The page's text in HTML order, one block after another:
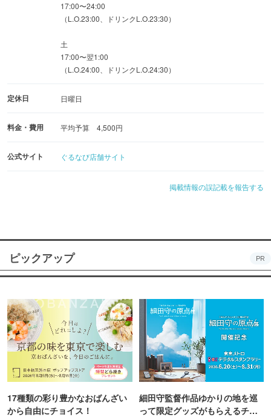
17:00〜24:00
（L.O.23:00、ドリンクL.O.23:30）
土
17:00〜翌1:00
（L.O.24:00、ドリンクL.O.24:30）
定休日 日曜日
料金・費用 平均予算 4,500円
公式サイト ぐるなび店舗サイト
掲載情報の誤記載を報告する
ピックアップ PR
17種類の彩り豊かなおばんざい
から自由にチョイス！
細田守監督作品ゆかりの地を巡
って限定グッズがもらえるチャ